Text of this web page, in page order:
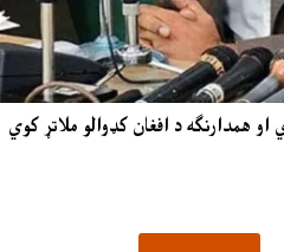
همدارنګه د افغان کډوالو ملاتړ کوي